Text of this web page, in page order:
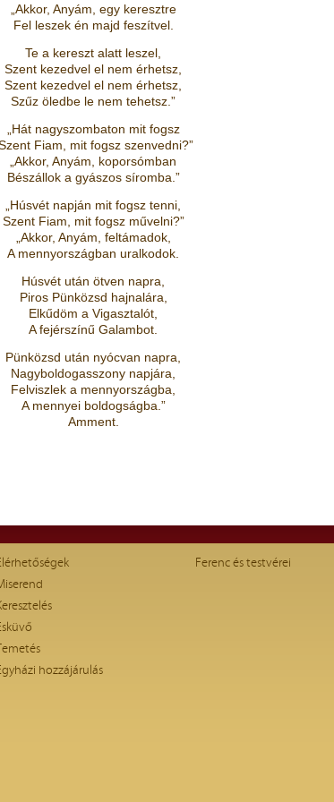
„Akkor, Anyám, egy keresztre
Fel leszek én majd feszítvel.
Te a kereszt alatt leszel,
Szent kezedvel el nem érhetsz,
Szent kezedvel el nem érhetsz,
Szűz öledbe le nem tehetsz.”
„Hát nagyszombaton mit fogsz
Fiam, mit fogsz szenvedni?”
„Akkor, Anyám, koporsómban
Bészállok a gyászos síromba.”
„Húsvét napján mit fogsz tenni,
Szent Fiam, mit fogsz művelni?”
„Akkor, Anyám, feltámadok,
A mennyországban uralkodok.
Húsvét után ötven napra,
Piros Pünközsd hajnalára,
Elkűdöm a Vigasztalót,
A fejérszínű Galambot.
Pünközsd után nyócvan napra,
Nagyboldogasszony napjára,
Felviszlek a mennyországba,
A mennyei boldogságba.”
Amment.
hozzájárulás
Ferenc és testvérei